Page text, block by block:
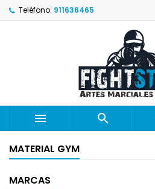
Teléfono: 911636465
 
MATERIAL GYM
MARCAS